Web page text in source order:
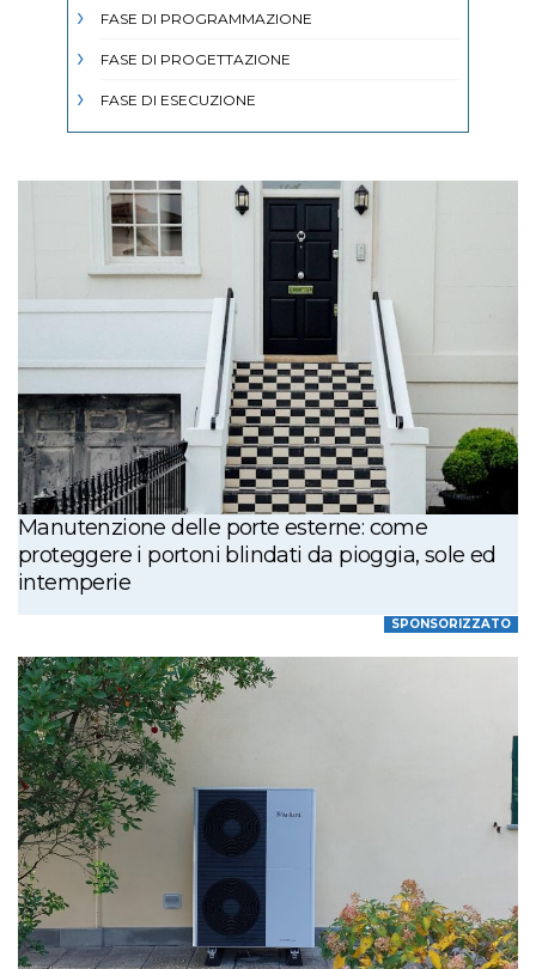
FASE DI PROGRAMMAZIONE
FASE DI PROGETTAZIONE
FASE DI ESECUZIONE
Manutenzione delle porte esterne: come
proteggere i portoni blindati da pioggia, sole ed
intemperie
SPONSORIZZATO